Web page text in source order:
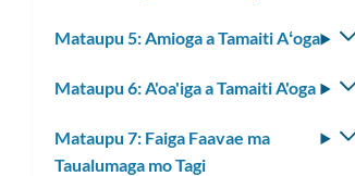
Mataupu 5: Amioga a Tamaiti Aʻoga
Mataupu 6: A'oa'iga a Tamaiti A'oga
Mataupu 7: Faiga Faavae ma
Taualumaga mo Tagi